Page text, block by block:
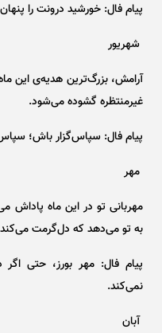
پیام فال: خورشید درونت را
شهریور
آرامش، بزرگ‌ترین هدیه‌ی این
غیرمنتظره گشوده می‌شود.
پیام فال: سپاس‌گزار باش؛
مهر
مهربانی تو در این ماه پاداش
به تو می‌دهد که دل‌گرمت
پیام فال: مهر بورز، حتی
نمی‌کند.
آبان